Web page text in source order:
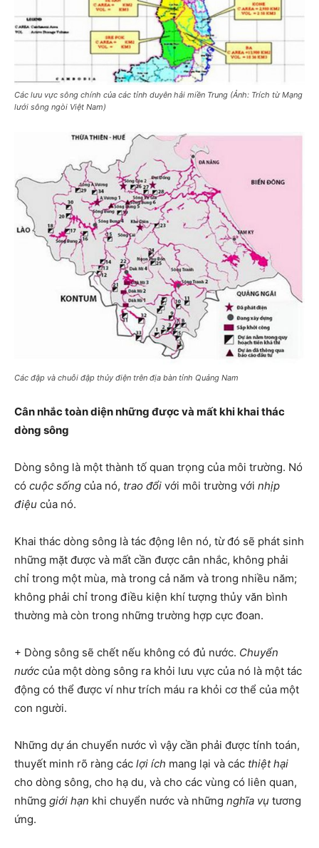
Các lưu vực sông chính của các tỉnh duyên hải miền Trung (Ảnh: Trích từ Mạng
lưới sông ngòi Việt Nam)
Các đập và chuỗi đập thủy điện trên địa bàn tỉnh Quảng Nam
Cân nhắc toàn diện những được và mất khi khai thác
dòng sông
Dòng sông là một thành tố quan trọng của môi trường. Nó
có cuộc sống của nó, trao đổi với môi trường với nhịp
điệu của nó.
Khai thác dòng sông là tác động lên nó, từ đó sẽ phát sinh
những mặt được và mất cần được cân nhắc, không phải
chỉ trong một mùa, mà trong cả năm và trong nhiều năm;
không phải chỉ trong điều kiện khí tượng thủy văn bình
thường mà còn trong những trường hợp cực đoan.
+ Dòng sông sẽ chết nếu không có đủ nước. Chuyển
nước của một dòng sông ra khỏi lưu vực của nó là một tác
động có thể được ví như trích máu ra khỏi cơ thể của một
con người.
Những dự án chuyển nước vì vậy cần phải được tính toán,
thuyết minh rõ ràng các lợi ích mang lại và các thiệt hại
cho dòng sông, cho hạ du, và cho các vùng có liên quan,
những giới hạn khi chuyển nước và những nghĩa vụ tương
ứng.